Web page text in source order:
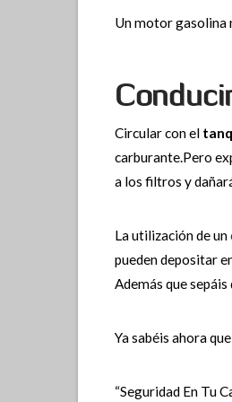
Un motor gasolina
Circular con el
carburante.Pero
a los filtros y
La utilización de un
pueden depositar
Además que sepáis
Ya sabéis ahora
“Seguridad En Tu